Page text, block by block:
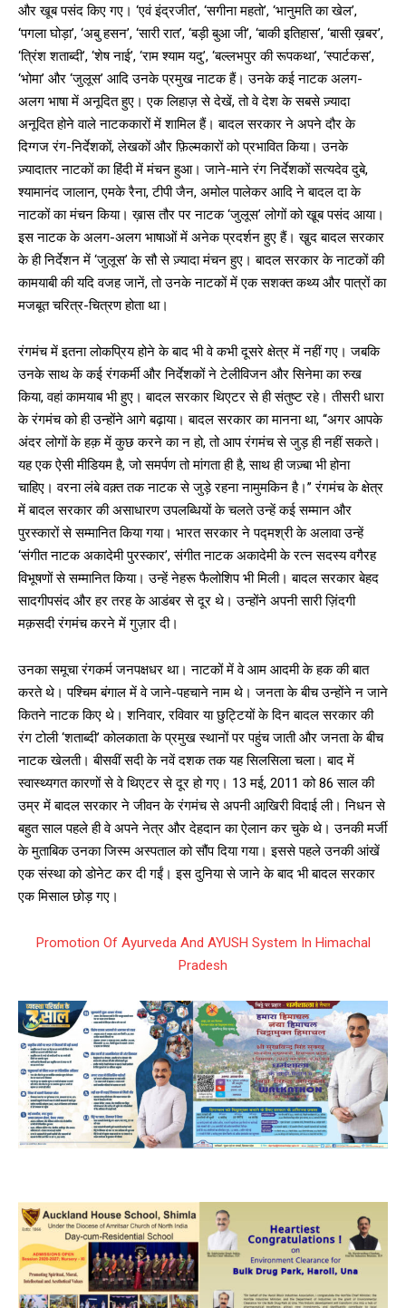
और खूब पसंद किए गए। ‘एवं इंद्रजीत’, ‘सगीना महतो’, ‘भानुमति का खेल’,
‘पगला घोड़ा’, ‘अबु हसन’, ‘सारी रात’, ‘बड़ी बुआ जी’, ‘बाकी इतिहास’, ‘बासी ख़बर’,
‘त्रिंश शताब्दी’, ‘शेष नाई’, ‘राम श्याम यदु’, ‘बल्लभपुर की रूपकथा’, ‘स्पार्टकस’,
‘भोमा’ और ‘जुलूस’ आदि उनके प्रमुख नाटक हैं। उनके कई नाटक अलग-
अलग भाषा में अनूदित हुए। एक लिहाज़ से देखें, तो वे देश के सबसे ज़्यादा
अनूदित होने वाले नाटककारों में शामिल हैं। बादल सरकार ने अपने दौर के
दिग्गज रंग-निर्देशकों, लेखकों और फ़िल्मकारों को प्रभावित किया। उनके
ज़्यादातर नाटकों का हिंदी में मंचन हुआ। जाने-माने रंग निर्देशकों सत्यदेव दुबे,
श्यामानंद जालान, एमके रैना, टीपी जैन, अमोल पालेकर आदि ने बादल दा के
नाटकों का मंचन किया। ख़ास तौर पर नाटक ‘जुलूस’ लोगों को खू़ब पसंद आया।
इस नाटक के अलग-अलग भाषाओं में अनेक प्रदर्शन हुए हैं। खु़द बादल सरकार
के ही निर्देशन में ‘जुलूस’ के सौ से ज़्यादा मंचन हुए। बादल सरकार के नाटकों की
कामयाबी की यदि वजह जानें, तो उनके नाटकों में एक सशक्त कथ्य और पात्रों का
मजबूत चरित्र-चित्रण होता था।
रंगमंच में इतना लोकप्रिय होने के बाद भी वे कभी दूसरे क्षेत्र में नहीं गए। जबकि
उनके साथ के कई रंगकर्मी और निर्देशकों ने टेलीविजन और सिनेमा का रुख
किया, वहां कामयाब भी हुए। बादल सरकार थिएटर से ही संतुष्ट रहे। तीसरी धारा
के रंगमंच को ही उन्होंने आगे बढ़ाया। बादल सरकार का मानना था, ‘‘अगर आपके
अंदर लोगों के हक़ में कुछ करने का न हो, तो आप रंगमंच से जुड़ ही नहीं सकते।
यह एक ऐसी मीडियम है, जो समर्पण तो मांगता ही है, साथ ही जज़्बा भी होना
चाहिए। वरना लंबे वक़्त तक नाटक से जुड़े रहना नामुमकिन है।’’ रंगमंच के क्षेत्र
में बादल सरकार की असाधारण उपलब्धियों के चलते उन्हें कई सम्मान और
पुरस्कारों से सम्मानित किया गया। भारत सरकार ने पद्मश्री के अलावा उन्हें
‘संगीत नाटक अकादेमी पुरस्कार’, संगीत नाटक अकादेमी के रत्न सदस्य वगैरह
विभूषणों से सम्मानित किया। उन्हें नेहरू फैलोशिप भी मिली। बादल सरकार बेहद
सादगीपसंद और हर तरह के आडंबर से दूर थे। उन्होंने अपनी सारी ज़िंदगी
मक़सदी रंगमंच करने में गुज़ार दी।
उनका समूचा रंगकर्म जनपक्षधर था। नाटकों में वे आम आदमी के हक की बात
करते थे। पश्चिम बंगाल में वे जाने-पहचाने नाम थे। जनता के बीच उन्होंने न जाने
कितने नाटक किए थे। शनिवार, रविवार या छुट्टियों के दिन बादल सरकार की
रंग टोली ‘शताब्दी’ कोलकाता के प्रमुख स्थानों पर पहुंच जाती और जनता के बीच
नाटक खेलती। बीसवीं सदी के नवें दशक तक यह सिलसिला चला। बाद में
स्वास्थ्यगत कारणों से वे थिएटर से दूर हो गए। 13 मई, 2011 को 86 साल की
उम्र में बादल सरकार ने जीवन के रंगमंच से अपनी आखि़री विदाई ली। निधन से
बहुत साल पहले ही वे अपने नेत्र और देहदान का ऐलान कर चुके थे। उनकी मर्जी
के मुताबिक उनका जिस्म अस्पताल को सौंप दिया गया। इससे पहले उनकी आंखें
एक संस्था को डोनेट कर दी गईं। इस दुनिया से जाने के बाद भी बादल सरकार
एक मिसाल छोड़ गए।
Promotion Of Ayurveda And AYUSH System In Himachal
Pradesh